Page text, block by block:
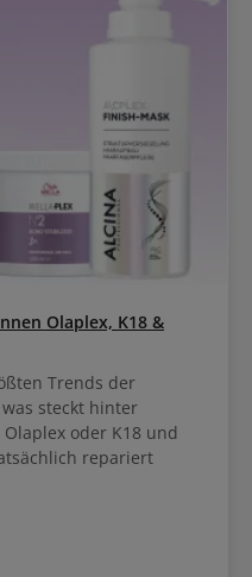
Olaplex, K18 &
Trends der
steckt hinter
oder K18 und
repariert